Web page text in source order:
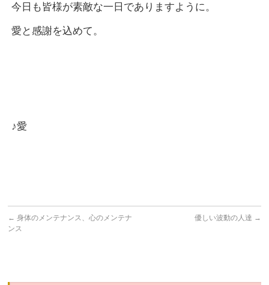
今日も皆様が素敵な一日でありますように。
愛と感謝を込めて。
♪愛
← 身体のメンテナンス、心のメンテナ
ンス
優しい波動の人達 →